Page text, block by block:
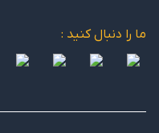
ما را دنبال کنید :